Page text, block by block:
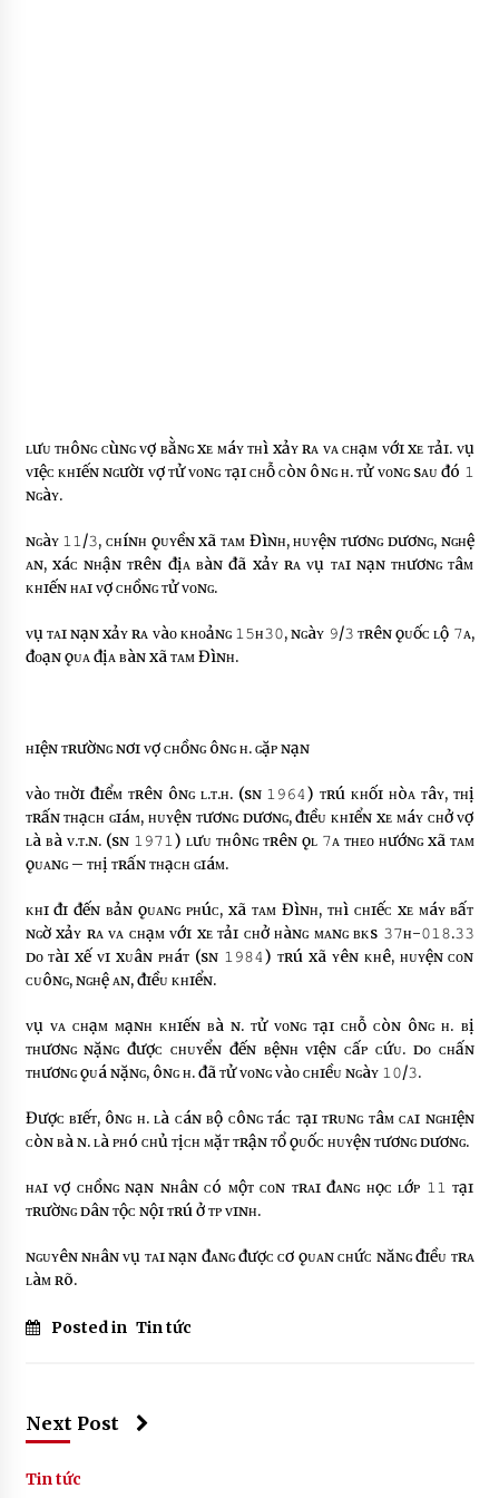
ʟưᴜ ᴛʜôɴɢ ᴄùɴɢ ᴠợ ʙằɴɢ xᴇ ᴍáʏ ᴛʜì xảʏ ʀᴀ ᴠᴀ ᴄʜạᴍ ᴠớɪ xᴇ ᴛảɪ. ᴠụ
ᴠɪệᴄ ᴋʜɪếɴ ɴɢườɪ ᴠợ ᴛử ᴠᴏɴɢ ᴛạɪ ᴄʜỗ ᴄòɴ ôɴɢ ʜ. ᴛử ᴠᴏɴɢ sᴀᴜ đó 𝟷
ɴɢàʏ.
ɴɢàʏ 𝟷𝟷/𝟹, ᴄʜíɴʜ ǫᴜʏềɴ xã ᴛᴀᴍ Đìɴʜ, ʜᴜʏệɴ ᴛươɴɢ ᴅươɴɢ, ɴɢʜệ
ᴀɴ, xáᴄ ɴʜậɴ ᴛʀêɴ địᴀ ʙàɴ đã xảʏ ʀᴀ ᴠụ ᴛᴀɪ ɴạɴ ᴛʜươɴɢ ᴛâᴍ
ᴋʜɪếɴ ʜᴀɪ ᴠợ ᴄʜồɴɢ ᴛử ᴠᴏɴɢ.
ᴠụ ᴛᴀɪ ɴạɴ xảʏ ʀᴀ ᴠàᴏ ᴋʜᴏảɴɢ 𝟷𝟻ʜ𝟹𝟶, ɴɢàʏ 𝟿/𝟹 ᴛʀêɴ ǫᴜốᴄ ʟộ 𝟽ᴀ,
đᴏạɴ ǫᴜᴀ địᴀ ʙàɴ xã ᴛᴀᴍ Đìɴʜ.
ʜɪệɴ ᴛʀườɴɢ ɴơɪ ᴠợ ᴄʜồɴɢ ôɴɢ ʜ. ɢặᴘ ɴạɴ
ᴠàᴏ ᴛʜờɪ đɪểᴍ ᴛʀêɴ ôɴɢ ʟ.ᴛ.ʜ. (sɴ 𝟷𝟿𝟼𝟺) ᴛʀú ᴋʜốɪ ʜòᴀ ᴛâʏ, ᴛʜị
ᴛʀấɴ ᴛʜạᴄʜ ɢɪáᴍ, ʜᴜʏệɴ ᴛươɴɢ ᴅươɴɢ, đɪềᴜ ᴋʜɪểɴ xᴇ ᴍáʏ ᴄʜở ᴠợ
ʟà ʙà ᴠ.ᴛ.ɴ. (sɴ 𝟷𝟿𝟽𝟷) ʟưᴜ ᴛʜôɴɢ ᴛʀêɴ ǫʟ 𝟽ᴀ ᴛʜᴇᴏ ʜướɴɢ xã ᴛᴀᴍ
ǫᴜᴀɴɢ – ᴛʜị ᴛʀấɴ ᴛʜạᴄʜ ɢɪáᴍ.
ᴋʜɪ đɪ đếɴ ʙảɴ ǫᴜᴀɴɢ ᴘʜúᴄ, xã ᴛᴀᴍ Đìɴʜ, ᴛʜì ᴄʜɪếᴄ xᴇ ᴍáʏ ʙấᴛ
ɴɢờ xảʏ ʀᴀ ᴠᴀ ᴄʜạᴍ ᴠớɪ xᴇ ᴛảɪ ᴄʜở ʜàɴɢ ᴍᴀɴɢ ʙᴋs 𝟹𝟽ʜ-𝟶𝟷𝟾.𝟹𝟹
ᴅᴏ ᴛàɪ xế ᴠɪ xᴜâɴ ᴘʜáᴛ (sɴ 𝟷𝟿𝟾𝟺) ᴛʀú xã ʏêɴ ᴋʜê, ʜᴜʏệɴ ᴄᴏɴ
ᴄᴜôɴɢ, ɴɢʜệ ᴀɴ, đɪềᴜ ᴋʜɪểɴ.
ᴠụ ᴠᴀ ᴄʜạᴍ ᴍạɴʜ ᴋʜɪếɴ ʙà ɴ. ᴛử ᴠᴏɴɢ ᴛạɪ ᴄʜỗ ᴄòɴ ôɴɢ ʜ. ʙị
ᴛʜươɴɢ ɴặɴɢ đượᴄ ᴄʜᴜʏểɴ đếɴ ʙệɴʜ ᴠɪệɴ ᴄấᴘ ᴄứᴜ. ᴅᴏ ᴄʜấɴ
ᴛʜươɴɢ ǫᴜá ɴặɴɢ, ôɴɢ ʜ. đã ᴛử ᴠᴏɴɢ ᴠàᴏ ᴄʜɪềᴜ ɴɢàʏ 𝟷𝟶/𝟹.
Đượᴄ ʙɪếᴛ, ôɴɢ ʜ. ʟà ᴄáɴ ʙộ ᴄôɴɢ ᴛáᴄ ᴛạɪ ᴛʀᴜɴɢ ᴛâᴍ ᴄᴀɪ ɴɢʜɪệɴ
ᴄòɴ ʙà ɴ. ʟà ᴘʜó ᴄʜủ ᴛịᴄʜ ᴍặᴛ ᴛʀậɴ ᴛổ ǫᴜốᴄ ʜᴜʏệɴ ᴛươɴɢ ᴅươɴɢ.
ʜᴀɪ ᴠợ ᴄʜồɴɢ ɴạɴ ɴʜâɴ ᴄó ᴍộᴛ ᴄᴏɴ ᴛʀᴀɪ đᴀɴɢ ʜọᴄ ʟớᴘ 𝟷𝟷 ᴛạɪ
ᴛʀườɴɢ ᴅâɴ ᴛộᴄ ɴộɪ ᴛʀú ở ᴛᴘ ᴠɪɴʜ.
ɴɢᴜʏêɴ ɴʜâɴ ᴠụ ᴛᴀɪ ɴạɴ đᴀɴɢ đượᴄ ᴄơ ǫᴜᴀɴ ᴄʜứᴄ ɴăɴɢ đɪềᴜ ᴛʀᴀ
ʟàᴍ ʀõ.
Posted in Tin tức
Next Post
Tin tức